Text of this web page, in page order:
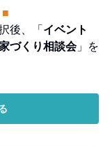
後、「イベント
づくり相談会」を